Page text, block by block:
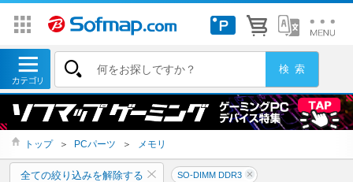
トップ ＞ PCパーツ ＞ メモリ
全ての絞り込みを解除する SO-DIMM DDR3